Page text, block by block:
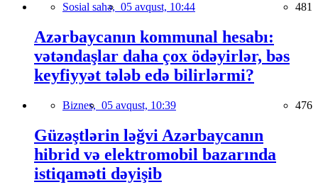
Sosial sahə, 05 avqust, 10:44 481
Azərbaycanın kommunal hesabı:
vətəndaşlar daha çox ödəyirlər, bəs
keyfiyyət tələb edə bilirlərmi?
Biznes, 05 avqust, 10:39 476
Güzəştlərin ləğvi Azərbaycanın
hibrid və elektromobil bazarında
istiqaməti dəyişib